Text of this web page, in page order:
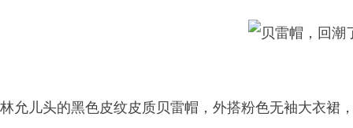
林允儿头的黑色皮纹皮质贝雷帽，外搭粉色无袖大衣裙